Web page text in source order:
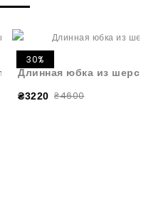
серые
30%
Длинная юбка из шерсти
₴3220 ₴4600